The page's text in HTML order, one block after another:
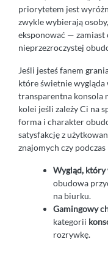
priorytetem jest
zwykle wybierają
eksponować —
nieprzezroczystej
Jeśli jesteś fanem
które świetnie
transparentna konsola
kolei jeśli zależy Ci na
forma i charakter
satysfakcję z
znajomych czy
Wygląd, który
obudowa
na biurku.
Gamingowy
kategorii
rozrywkę.